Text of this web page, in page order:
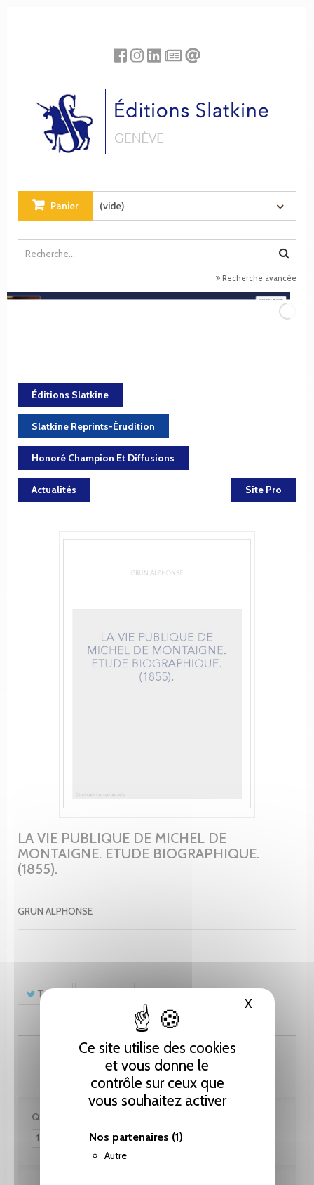
Ce site utilise des cookies
et vous donne le
contrôle sur ceux que
vous souhaitez activer
Nos partenaires (1)
Autre
XMasquer
Panier (vide)
Recherche avancée
Éditions Slatkine
Slatkine Reprints-Érudition
Honoré Champion Et Diffusions
Actualités Site Pro
LA VIE PUBLIQUE DE MICHEL DE
MONTAIGNE. ETUDE BIOGRAPHIQUE.
(1855).
GRUN ALPHONSE
Tweet
87.20 CHF
Quantité :